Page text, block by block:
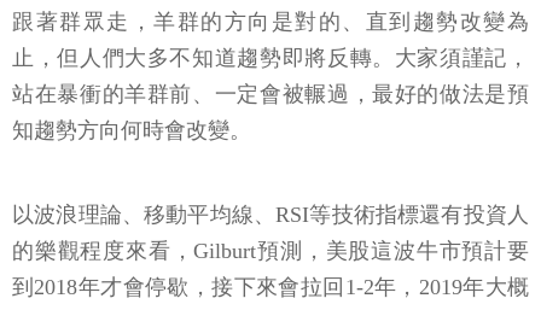
跟著群眾走，羊群的方向是對的、直到趨勢改變為
止，但人們大多不知道趨勢即將反轉。大家須謹記，
站在暴衝的羊群前、一定會被輾過，最好的做法是預
知趨勢方向何時會改變。
以波浪理論、移動平均線、RSI等技術指標還有投資人
的樂觀程度來看，Gilburt預測，美股這波牛市預計要
到2018年才會停歇，接下來會拉回1-2年，2019年大概